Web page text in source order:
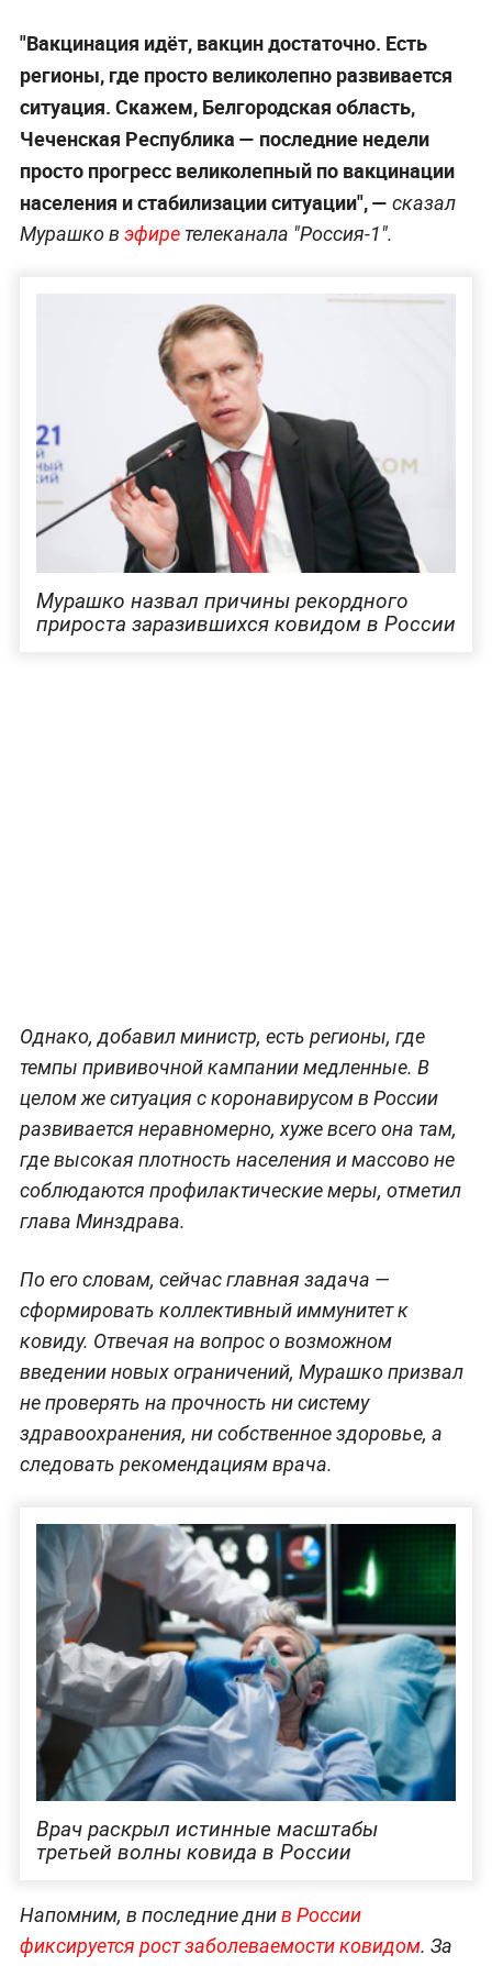
"Вакцинация идёт, вакцин достаточно. Есть
регионы, где просто великолепно развивается
ситуация. Скажем, Белгородская область,
Чеченская Республика — последние недели
просто прогресс великолепный по вакцинации
населения и стабилизации ситуации", — сказал
Мурашко в эфиретелеканала "Россия-1".
Мурашко назвал причины рекордного
прироста заразившихся ковидом в России
Однако, добавил министр, есть регионы, где
темпы прививочной кампании медленные. В
целом же ситуация с коронавирусом в России
развивается неравномерно, хуже всего она там,
где высокая плотность населения и массово не
соблюдаются профилактические меры, отметил
глава Минздрава.
По его словам, сейчас главная задача —
сформировать коллективный иммунитет к
ковиду. Отвечая на вопрос о возможном
введении новых ограничений, Мурашко призвал
не проверять на прочность ни систему
здравоохранения, ни собственное здоровье, а
следовать рекомендациям врача.
Врач раскрыл истинные масштабы
третьей волны ковида в России
Напомним, в последние днив России
фиксируется рост заболеваемости ковидом. За